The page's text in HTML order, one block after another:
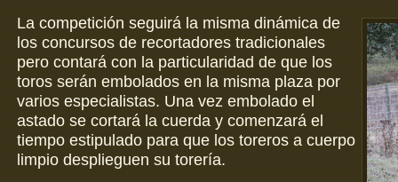
La competición seguirá la misma dinámica de
los concursos de recortadores tradicionales
pero contará con la particularidad de que los
toros serán embolados en la misma plaza por
varios especialistas. Una vez embolado el
astado se cortará la cuerda y comenzará el
tiempo estipulado para que los toreros a cuerpo
limpio desplieguen su torería.